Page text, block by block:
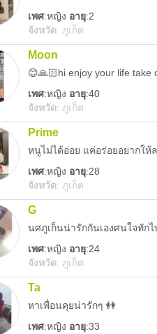
เพศ:หญิง อายุ:2
จังหวัด: ภูเก็ต
Moon
😊🙏🏻hi enjoy your life take
เพศ:หญิง อายุ:40
จังหวัด: ภูเก็ต
Prime
หนูไม่ได้อ่อย แค่อร่อยอยากให้
เพศ:หญิง อายุ:28
จังหวัด: ภูเก็ต
G
นศภูเก็นน่ารักกันเองศนใจทัก
เพศ:หญิง อายุ:24
จังหวัด: ภูเก็ต
Ta
หาเพื่อนคุยน่ารักๆ 👭
เพศ:หญิง อายุ:33